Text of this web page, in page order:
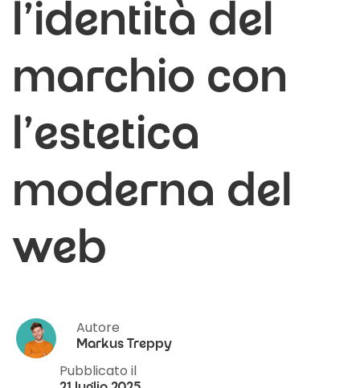
l’identità del
marchio con
l’estetica
moderna del
web
Autore
Markus Treppy
Pubblicato il